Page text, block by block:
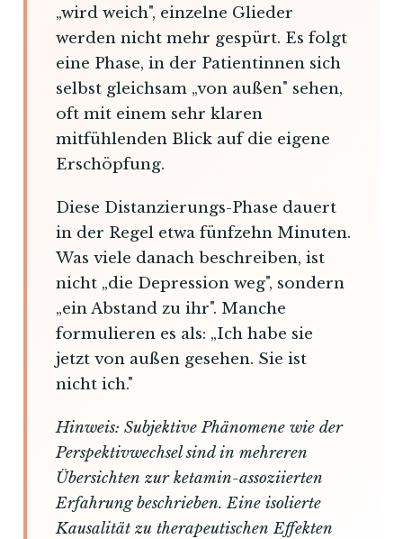
„wird weich", einzelne Glieder
werden nicht mehr gespürt. Es folgt
eine Phase, in der Patientinnen sich
selbst gleichsam „von außen" sehen,
oft mit einem sehr klaren
mitfühlenden Blick auf die eigene
Erschöpfung.
Diese Distanzierungs-Phase dauert
in der Regel etwa fünfzehn Minuten.
Was viele danach beschreiben, ist
nicht „die Depression weg", sondern
„ein Abstand zu ihr". Manche
formulieren es als: „Ich habe sie
jetzt von außen gesehen. Sie ist
nicht ich."
Hinweis: Subjektive Phänomene wie der
Perspektivwechsel sind in mehreren
Übersichten zur ketamin-assoziierten
Erfahrung beschrieben. Eine isolierte
Kausalität zu therapeutischen Effekten